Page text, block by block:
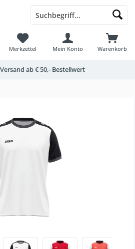
Warenkorb
Merkzettel Mein Konto
ab € 50,- Bestellwert